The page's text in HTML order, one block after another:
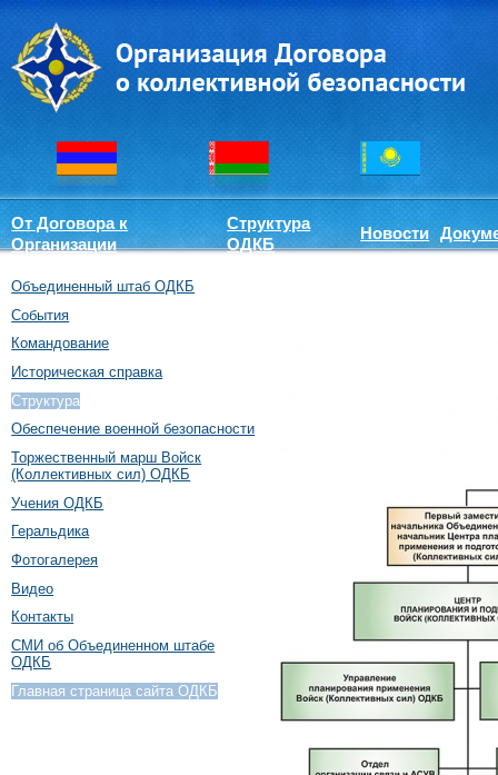
От Договора к
Организации
Структура
ОДКБ
Новости
Объединенный штаб ОДКБ
События
Командование
Историческая справка
Структура
Обеспечение военной безопасности
Торжественный марш Войск
(Коллективных сил) ОДКБ
Учения ОДКБ
Геральдика
Фотогалерея
Видео
Контакты
СМИ об Объединенном штабе
ОДКБ
Главная страница сайта ОДКБ